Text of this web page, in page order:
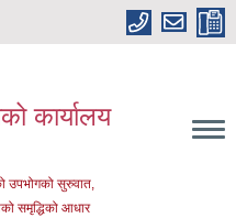
कार्यालय
उपभोगको सुरुवात,
समृद्धिको आधार